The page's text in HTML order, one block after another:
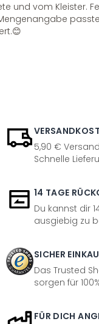
und vom Kleister.
5,90 €
Schnelle
14 TAGE
Du kannst dir
ausgiebig zu
SICHER
Das Trusted
sorgen für
FÜR DICH